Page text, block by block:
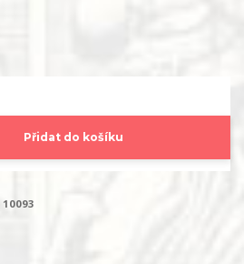
Přidat do košíku
10093